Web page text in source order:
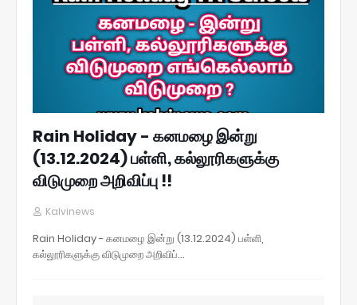
Rain Holiday - கனமழை இன்று
(13.12.2024) பள்ளி, கல்லூரிகளுக்கு
விடுமுறை அறிவிப்பு !!
Kalvinews
Rain Holiday - கனமழை இன்று (13.12.2024) பள்ளி,
கல்லூரிகளுக்கு விடுமுறை அறிவிப்…